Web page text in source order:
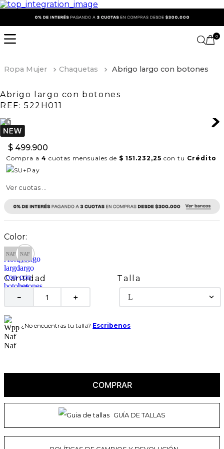
0
Ropa Mujer Chaquetas Abrigo largo con botones
Abrigo largo con botones
REF: 522H011
$ 499.900
Compra a 4 cuotas mensuales de $ 151.232,25 con tu Crédito
Ver cuotas ...
Cantidad
＋
－
Talla
L
¿No encuentras tu talla? Escribenos
COMPRAR
GUÍA DE TALLAS